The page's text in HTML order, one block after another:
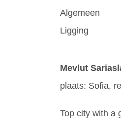
Algemeen
Ligging
Mevlut
plaats: Sofia,
Top city with a